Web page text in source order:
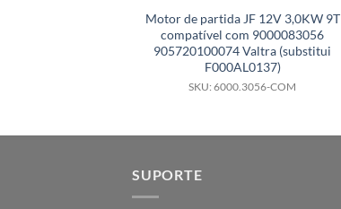
Motor de partida JF 12V 3,0KW 9T
compatível com 9000083056
905720100074 Valtra (substitui
F000AL0137)
SKU: 6000.3056-COM
SUPORTE